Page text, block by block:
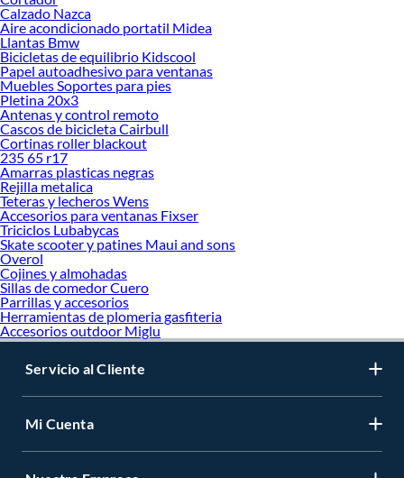
Calzado Nazca
Aire acondicionado portatil Midea
Llantas Bmw
Bicicletas de equilibrio Kidscool
Papel autoadhesivo para ventanas
Muebles Soportes para pies
Pletina 20x3
Antenas y control remoto
Cascos de bicicleta Cairbull
Cortinas roller blackout
235 65 r17
Amarras plasticas negras
Rejilla metalica
Teteras y lecheros Wens
Accesorios para ventanas Fixser
Triciclos Lubabycas
Skate scooter y patines Maui and sons
Overol
Cojines y almohadas
Sillas de comedor Cuero
Parrillas y accesorios
Herramientas de plomeria gasfiteria
Accesorios outdoor Miglu
Servicio al Cliente
Mi Cuenta